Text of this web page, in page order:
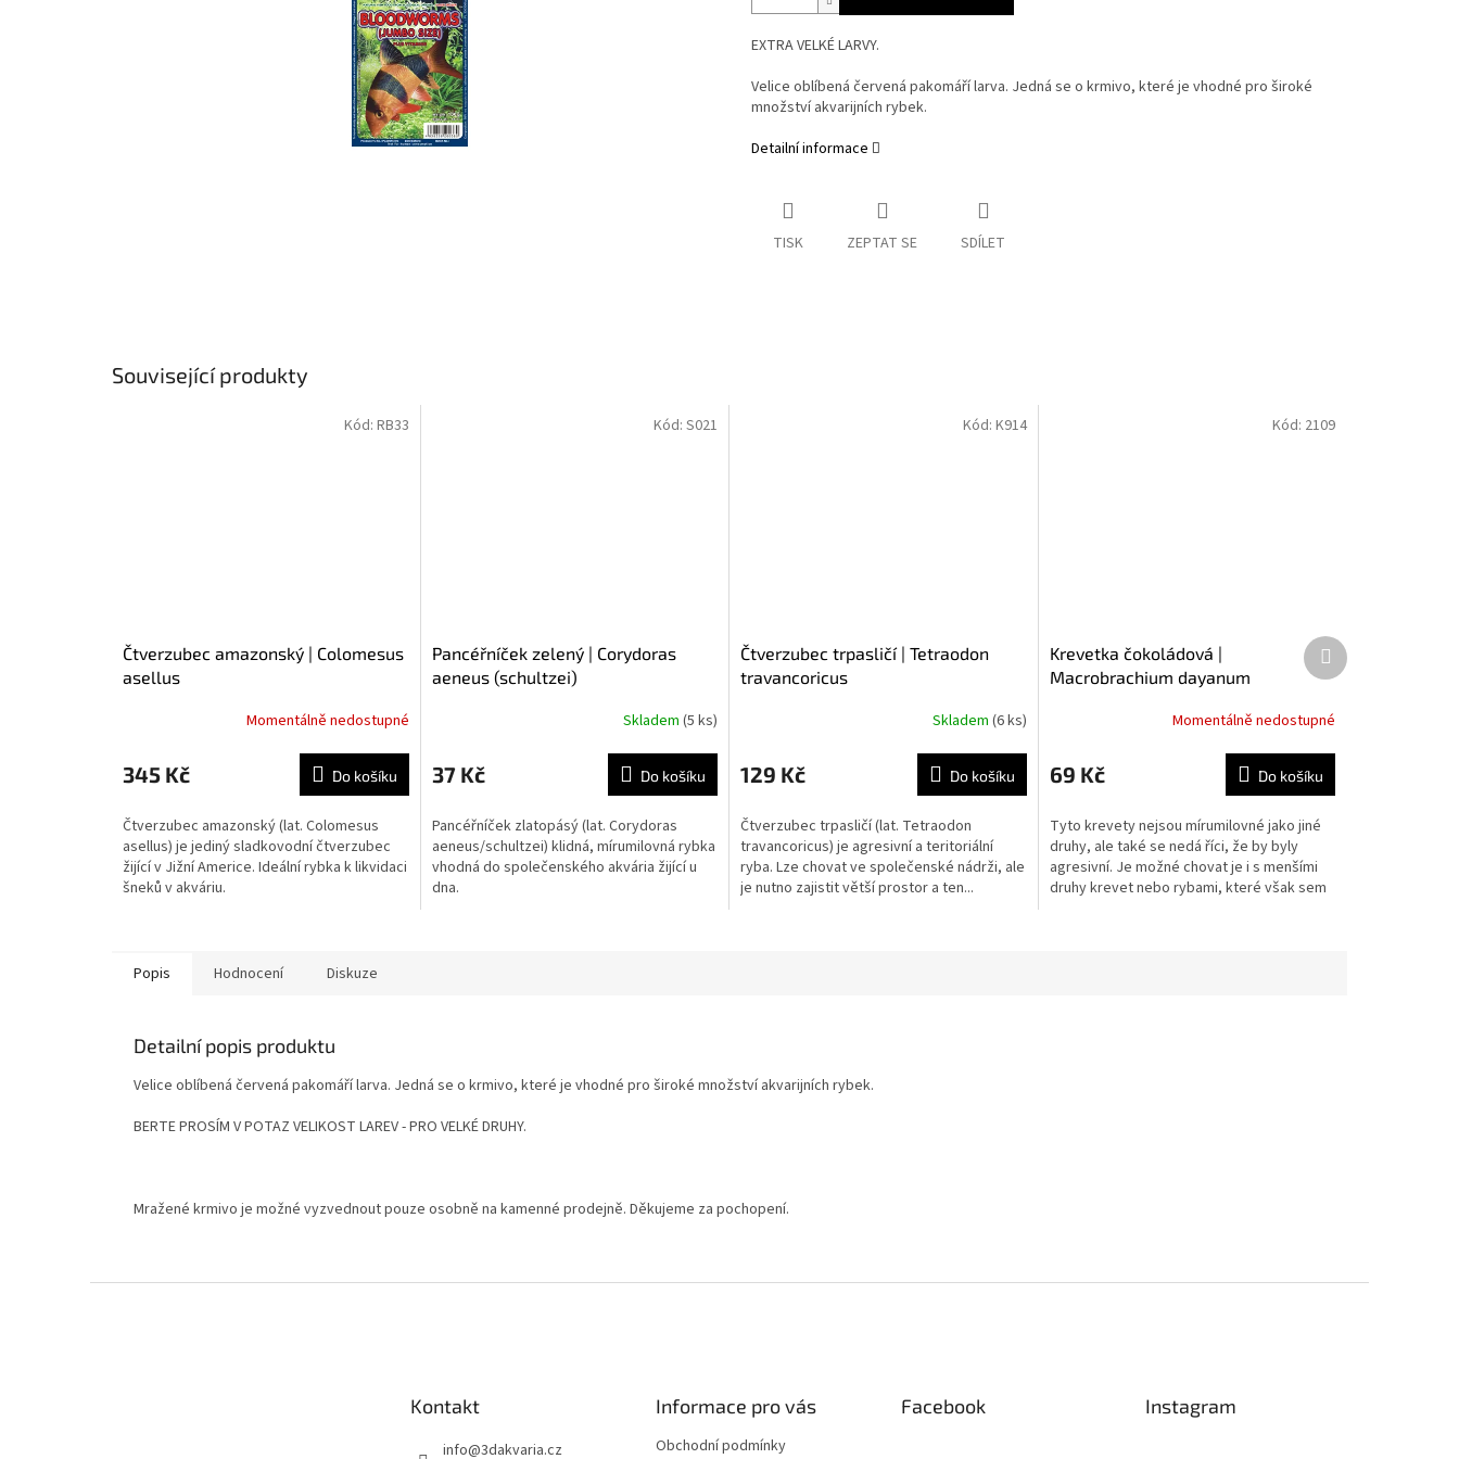
EXTRA VELKÉ LARVY.
Velice oblíbená červená pakomáří larva. Jedná se o krmivo, které je vhodné pro široké
množství akvarijních rybek.
Detailní informace
TISK ZEPTAT SE SDÍLET
Související produkty
Čtverzubec amazonský | Colomesus
asellus
Momentálně nedostupné
345 Kč Do košíku
Čtverzubec amazonský (lat. Colomesus
asellus) je jediný sladkovodní čtverzubec
žijící v Jižní Americe. Ideální rybka k likvidaci
šneků v akváriu.
Kód: RB33
Pancéřníček zelený | Corydoras
aeneus (schultzei)
Skladem (5 ks)
37 Kč Do košíku
Pancéřníček zlatopásý (lat. Corydoras
aeneus/schultzei) klidná, mírumilovná rybka
vhodná do společenského akvária žijící u
dna.
Kód: S021
Čtverzubec trpasličí | Tetraodon
travancoricus
Skladem (6 ks)
129 Kč Do košíku
Čtverzubec trpasličí (lat. Tetraodon
travancoricus) je agresivní a teritoriální
ryba. Lze chovat ve společenské nádrži, ale
je nutno zajistit větší prostor a ten...
Kód: K914
Krevetka čokoládová |
Macrobrachium dayanum
Momentálně nedostupné
69 Kč Do košíku
Tyto krevety nejsou mírumilovné jako jiné
druhy, ale také se nedá říci, že by byly
agresivní. Je možné chovat je i s menšími
druhy krevet nebo rybami, které však sem
Kód: 2109
Další
produkt
Popis Hodnocení Diskuze
Detailní popis produktu
Velice oblíbená červená pakomáří larva. Jedná se o krmivo, které je vhodné pro široké množství akvarijních rybek.
BERTE PROSÍM V POTAZ VELIKOST LAREV - PRO VELKÉ DRUHY.
Mražené krmivo je možné vyzvednout pouze osobně na kamenné prodejně. Děkujeme za pochopení.
Kontakt
info@3dakvaria.cz
Informace pro vás
Obchodní podmínky
Facebook Instagram